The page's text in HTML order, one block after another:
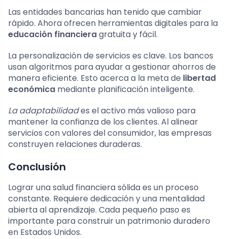
Las entidades bancarias han tenido que cambiar
rápido. Ahora ofrecen herramientas digitales para la
educación financieragratuita y fácil.
La personalización de servicios es clave. Los bancos
usan algoritmos para ayudar a gestionar ahorros de
manera eficiente. Esto acerca a la meta de libertad
económica mediante planificación inteligente.
La adaptabilidades el activo más valioso para
mantener la confianza de los clientes. Al alinear
servicios con valores del consumidor, las empresas
construyen relaciones duraderas.
Conclusión
Lograr una salud financiera sólida es un proceso
constante. Requiere dedicación y una mentalidad
abierta al aprendizaje. Cada pequeño paso es
importante para construir un patrimonio duradero
en Estados Unidos.